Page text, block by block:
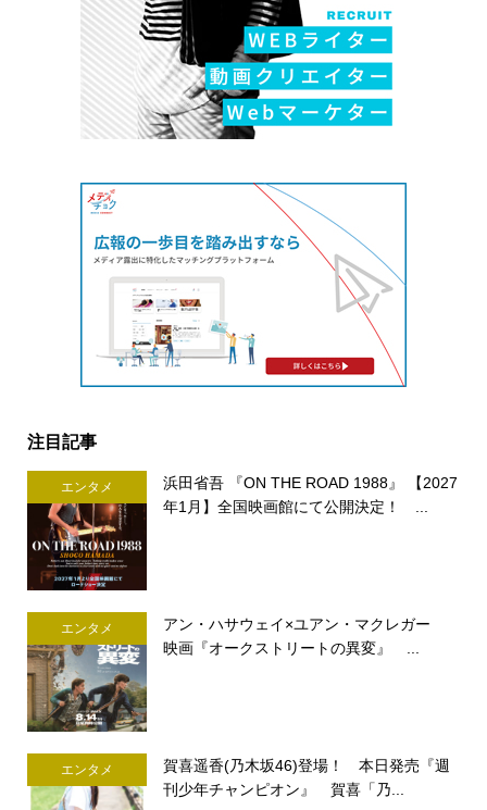
注目記事
エンタメ
浜田省吾 『ON THE ROAD 1988』 【2027
年1月】全国映画館にて公開決定！ ...
エンタメ
アン・ハサウェイ×ユアン・マクレガー
映画『オークストリートの異変』 ...
エンタメ
賀喜遥香(乃木坂46)登場！ 本日発売『週
刊少年チャンピオン』 賀喜「乃...